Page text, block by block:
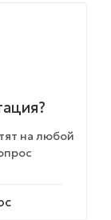
на любой